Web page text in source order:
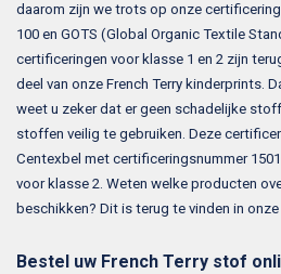
daarom zijn we trots op onze
100 en GOTS (Global Organic Textile
certificeringen voor klasse 1 en 2 zijn
deel van onze French Terry kinderprints.
weet u zeker dat er geen schadelijke
stoffen veilig te gebruiken. Deze
Centexbel met certificeringsnummer
voor klasse 2. Weten welke producten
beschikken? Dit is terug te vinden in onze
Bestel uw French Terry stof